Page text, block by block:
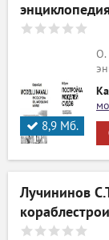
8,9 Мб.
О.
Лучининов